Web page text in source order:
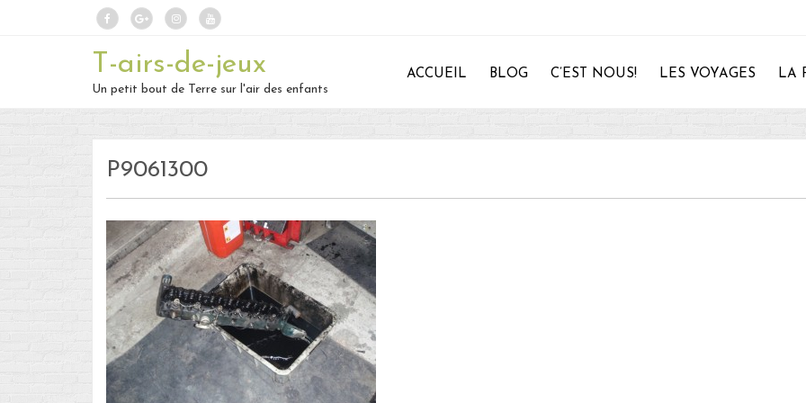
T-airs-de-jeux
Un petit bout de Terre sur l'air des enfants
ACCUEIL BLOG C’EST NOUS! LES VOYAGES LA
P9061300